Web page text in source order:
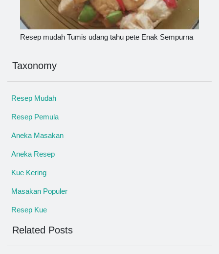
Resep mudah Tumis udang tahu pete Enak Sempurna
Taxonomy
Resep Mudah
Resep Pemula
Aneka Masakan
Aneka Resep
Kue Kering
Masakan Populer
Resep Kue
Related Posts